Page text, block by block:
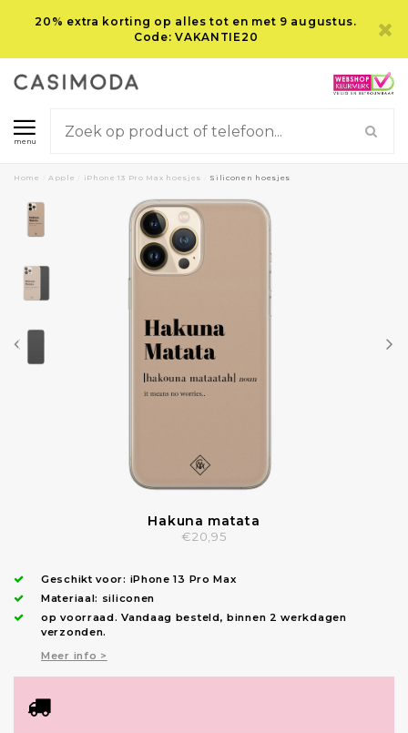
20% extra korting op alles tot en met 9 augustus.
Code: VAKANTIE20
menu
Home Apple iPhone 13 Pro Max hoesjes Siliconen hoesjes
Hakuna matata
€20,95
Geschikt voor: iPhone 13 Pro Max
Materiaal: siliconen
op voorraad.Vandaag besteld, binnen 2 werkdagen
verzonden.
Meer info >